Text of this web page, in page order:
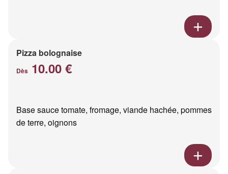
Pizza bolognaise
Dès 10.00 €
Base sauce tomate, fromage, viande hachée, pommes
de terre, oignons